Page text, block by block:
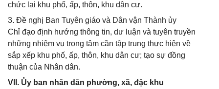
chức lại khu phố, ấp, thôn, khu dân cư.
3. Đề nghị Ban Tuyên giáo và Dân vận Thành ủy
Chỉ đạo định hướng thông tin, dư luận và tuyên truyền
những nhiệm vụ trọng tâm cần tập trung thực hiện về
sắp xếp khu phố, ấp, thôn, khu dân cư; tạo sự đồng
thuận của Nhân dân.
VII. Ủy ban nhân dân phường, xã, đặc khu